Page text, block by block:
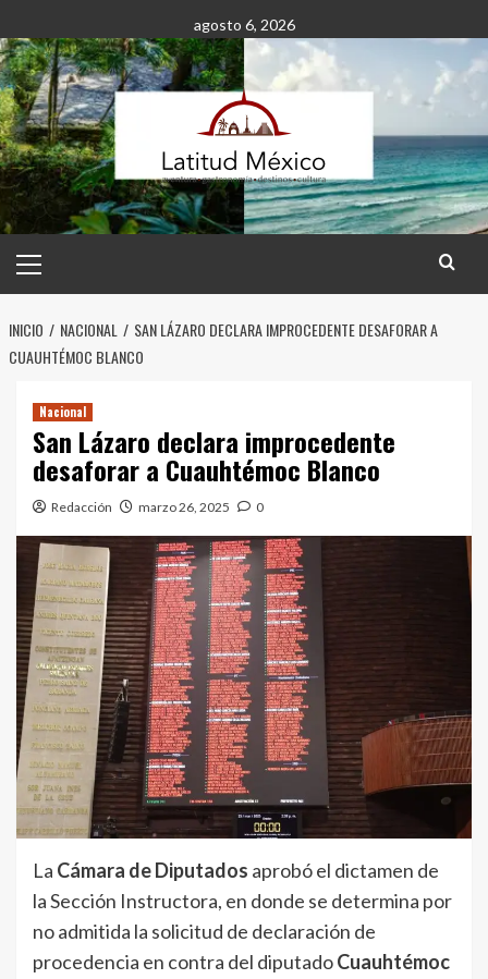
al
contenido
agosto 6, 2026
principal
INICIO NACIONAL
SAN LÁZARO DECLARA IMPROCEDENTE DESAFORAR A
CUAUHTÉMOC BLANCO
Nacional
San Lázaro declara improcedente
desaforar a Cuauhtémoc Blanco
Redacción marzo 26, 2025 0
La Cámara de Diputados aprobó el dictamen de
la Sección Instructora, en donde se determina por
no admitida la solicitud de declaración de
procedencia en contra del diputadoCuauhtémoc